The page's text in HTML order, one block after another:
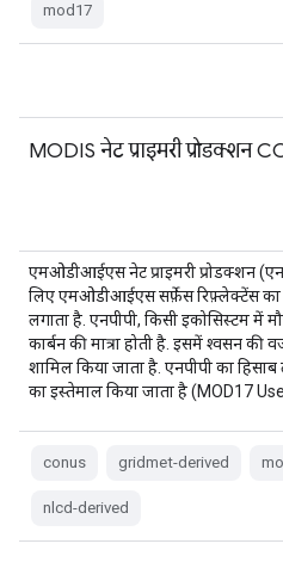
mod17
MODIS नेट प्राइमरी प्रोडक्शन
एमओडीआईएस नेट प्राइमरी प्रोडक्शन
लिए एमओडीआईएस सर्फ़ेस रिफ़्लेक्टेंस का
लगाता है. एनपीपी, किसी इकोसिस्टम में
कार्बन की मात्रा होती है. इसमें श्वसन
शामिल किया जाता है. एनपीपी का
का इस्तेमाल किया जाता है (MOD17
conus gridmet-derived
nlcd-derived